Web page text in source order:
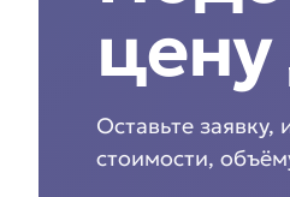
цену
Оставьте
стоимости,